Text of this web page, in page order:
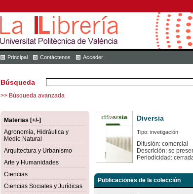
Principal Contáctenos Acceder
Búsqueda
>> Búsqueda avanzada
Materias [+/-]
Agronomía, Hidráulica y
Medio Natural
Arquitectura y Urbanismo
Arte y Humanidades
Ciencias
Ciencias Sociales y Jurídicas
Diversia
Tipo: invetigación
Difusión: comercial
Descrición: se
Periodicidad:
Publicaciones de la colección